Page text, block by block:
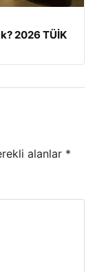
2026 TÜİK
alanlar *